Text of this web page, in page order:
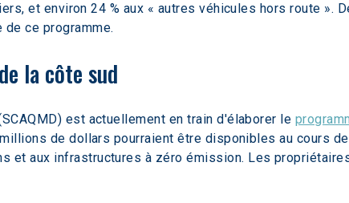
et environ 24 % aux « autres véhicules hors route ».
ce programme.
la côte sud
est actuellement en train d'élaborer le
de dollars pourraient être disponibles au cours
et aux infrastructures à zéro émission. Les